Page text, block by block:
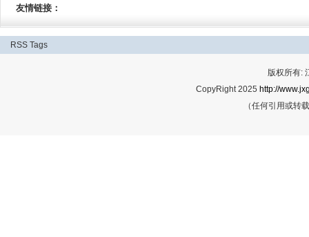
友情链接：
RSS Tags
版权所有:
CopyRight 2025 http://
（任何引用或转